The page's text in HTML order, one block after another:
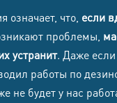
означает, что, если
проблемы,
устранит. Даже если
работы по
не будет у нас